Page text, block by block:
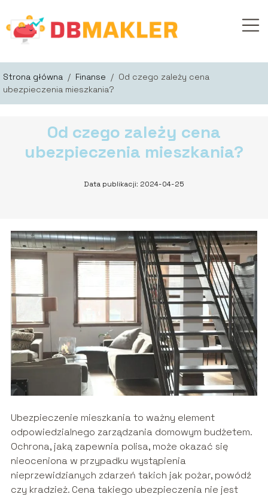
Strona główna / Finanse / Od czego zależy cena
ubezpieczenia mieszkania?
Od czego zależy cena
ubezpieczenia mieszkania?
Data publikacji: 2024-04-25
Ubezpieczenie mieszkania to ważny element
odpowiedzialnego zarządzania domowym budżetem.
Ochrona, jaką zapewnia polisa, może okazać się
nieoceniona w przypadku wystąpienia
nieprzewidzianych zdarzeń takich jak pożar, powódź
czy kradzież. Cena takiego ubezpieczenia nie jest